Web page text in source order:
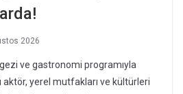
2026
gezi ve gastronomi programıyla
yerel mutfakları ve kültürleri